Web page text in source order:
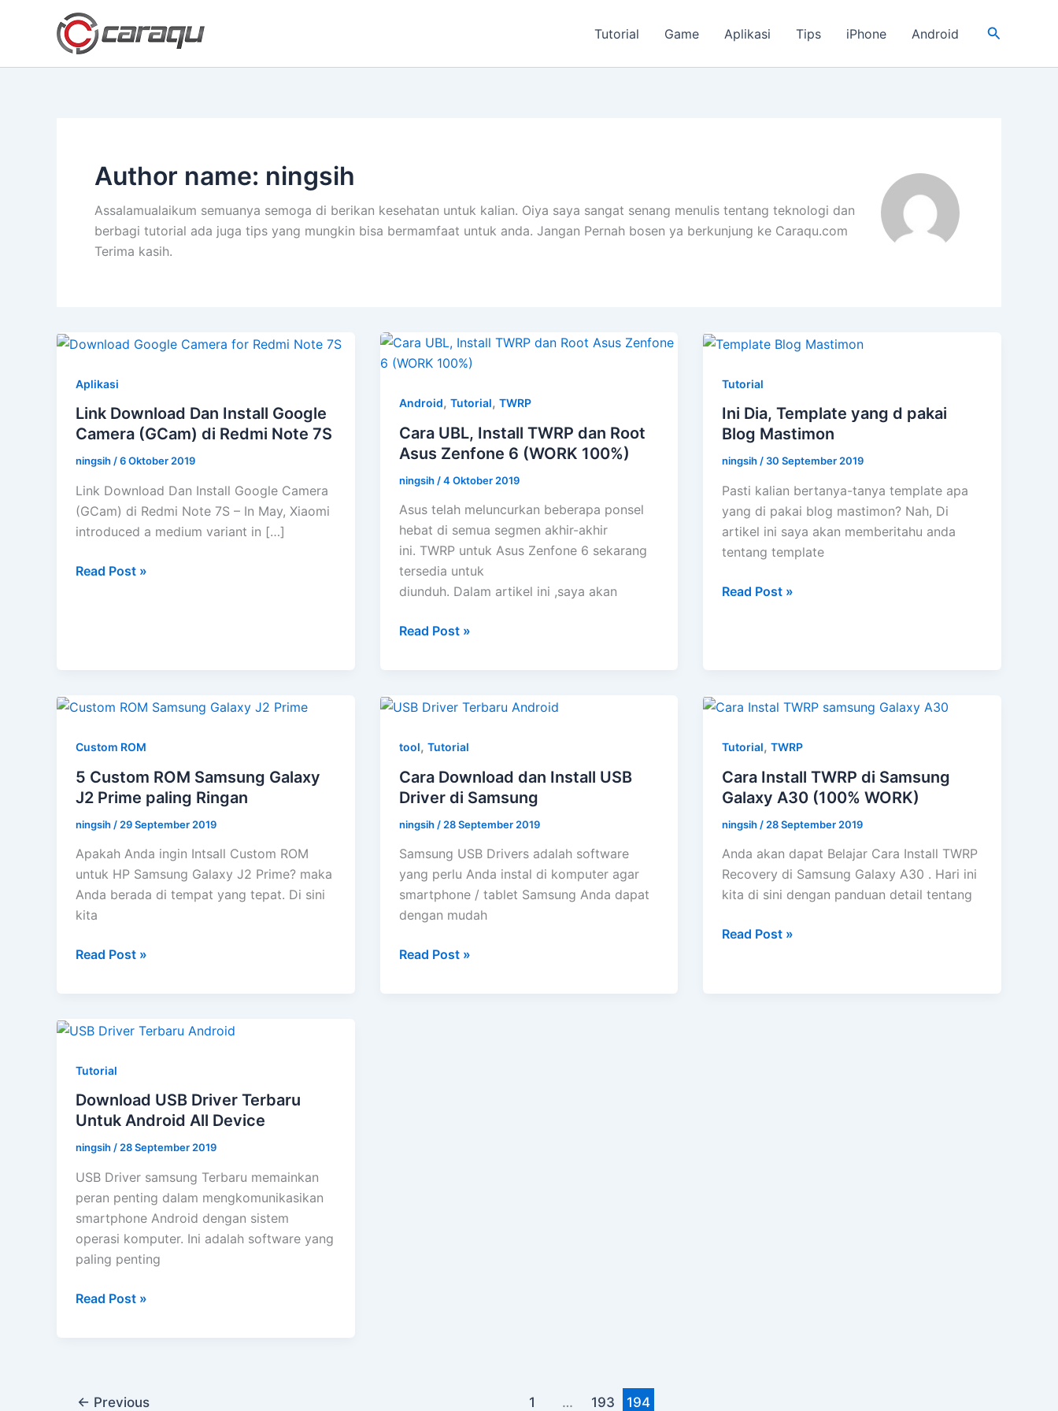
Tutorial Game Aplikasi Tips iPhone Android Cari
Author name: ningsih
Assalamualaikum semuanya semoga di berikan kesehatan untuk kalian. Oiya saya sangat senang menulis tentang teknologi dan
berbagi tutorial ada juga tips yang mungkin bisa bermamfaat untuk anda. Jangan Pernah bosen ya berkunjung ke Caraqu.com
Terima kasih.
Aplikasi
Link Download Dan Install Google
Camera (GCam) di Redmi Note 7S
ningsih/6 Oktober 2019
Link Download Dan Install Google Camera
(GCam) di Redmi Note 7S – In May, Xiaomi
introduced a medium variant in […]
Link
di
Note
7S
Read Post »
Android, Tutorial, TWRP
Cara UBL, Install TWRP dan Root
Asus Zenfone 6 (WORK 100%)
ningsih /4 Oktober 2019
Asus telah meluncurkan beberapa ponsel
hebat di semua segmen akhir-akhir
ini. TWRP untuk Asus Zenfone 6 sekarang
tersedia untuk
diunduh. Dalam artikel ini ,saya akan
Cara
dan
Asus
Zenfone
6
100%)
Read Post »
Tutorial
Ini Dia, Template yang d pakai
Blog Mastimon
ningsih/ 30 September 2019
Pasti kalian bertanya-tanya template apa
yang di pakai blog mastimon? Nah, Di
artikel ini saya akan memberitahu anda
tentang template
Ini
Blog
Read Post »
Custom ROM
5 Custom ROM Samsung Galaxy
J2 Prime paling Ringan
ningsih / 29 September 2019
Apakah Anda ingin Intsall Custom ROM
untuk HP Samsung Galaxy J2 Prime? maka
Anda berada di tempat yang tepat. Di sini
kita
5
Galaxy
Prime
paling
Ringan
Read Post »
tool, Tutorial
Cara Download dan Install USB
Driver di Samsung
ningsih / 28 September 2019
Samsung USB Drivers adalah software
yang perlu Anda instal di komputer agar
smartphone / tablet Samsung Anda dapat
dengan mudah
Cara
Read Post »
Tutorial,TWRP
Cara Install TWRP di Samsung
Galaxy A30 (100% WORK)
ningsih / 28 September 2019
Anda akan dapat Belajar Cara Install TWRP
Recovery di Samsung Galaxy A30 . Hari ini
kita di sini dengan panduan detail tentang
Cara
Read Post »
Tutorial
Download USB Driver Terbaru
Untuk Android All Device
ningsih/28 September 2019
USB Driver samsung Terbaru memainkan
peran penting dalam mengkomunikasikan
smartphone Android dengan sistem
operasi komputer. Ini adalah software yang
paling penting
Download
Android
Read Post »
← Previous 1 … 193 194